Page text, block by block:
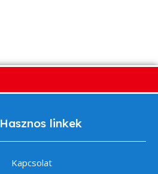
Hasznos linkek
Kapcsolat